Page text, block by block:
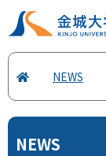
NEWS
NEWS